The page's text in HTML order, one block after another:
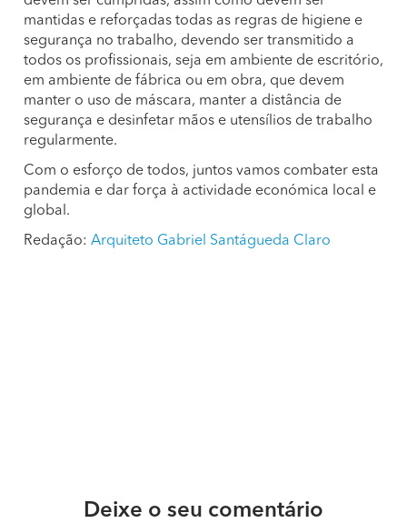
mantidas e reforçadas todas as regras de higiene e
segurança no trabalho, devendo ser transmitido a
todos os profissionais, seja em ambiente de escritório,
em ambiente de fábrica ou em obra, que devem
manter o uso de máscara, manter a distância de
segurança e desinfetar mãos e utensílios de trabalho
regularmente.
Com o esforço de todos, juntos vamos combater esta
pandemia e dar força à actividade económica local e
global.
Redação: Arquiteto Gabriel Santágueda Claro
Deixe o seu comentário